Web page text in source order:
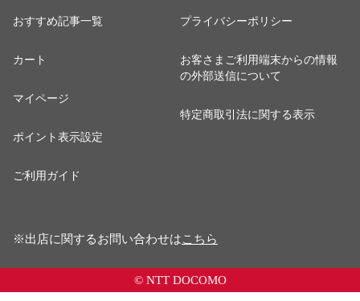
おすすめ記事一覧
カート
マイページ
ポイント表示設定
ご利用ガイド
プライバシーポリシー
お客さまご利用端末からの情報
の外部送信について
特定商取引法に関する表示
※出店に関するお問い合わせはこちら
© NTT DOCOMO